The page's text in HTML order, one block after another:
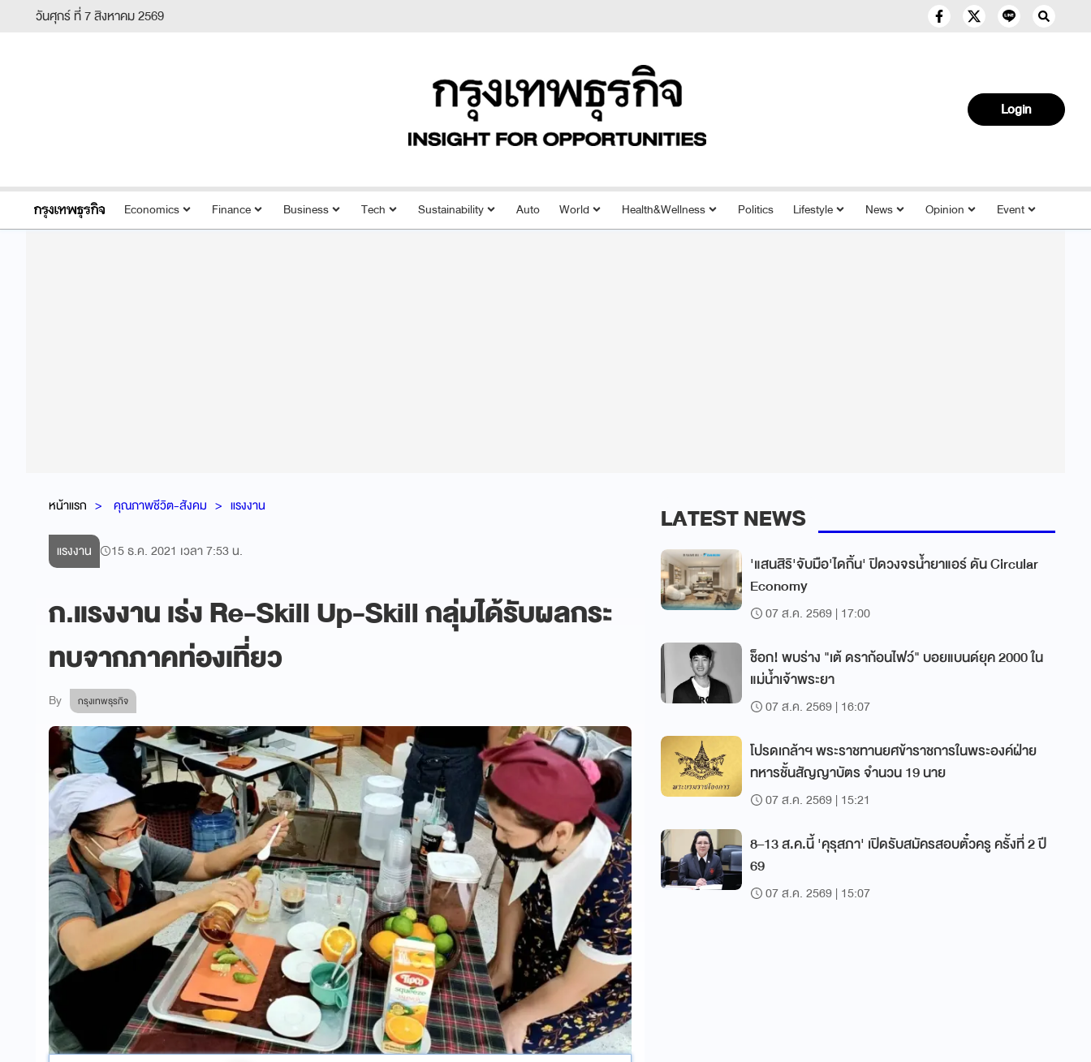
วันศุกร์ ที่ 7 สิงหาคม 2569
Login
Economics Finance Business Tech Sustainability Auto World Health&Wellness Politics Lifestyle News Opinion Event
หน้าแรก คุณภาพชีวิต-สังคม แรงงาน
แรงงาน 15 ธ.ค. 2021 เวลา 7:53 น.
ก.แรงงาน เร่ง Re-Skill Up-Skill กลุ่มได้รับผลกระ
ทบจากภาคท่องเที่ยว
By กรุงเทพธุรกิจ
LATEST NEWS
'แสนสิริ'จับมือ'ไดกิ้น' ปิดวงจรน้ำยาแอร์ ดัน Circular
Economy
07 ส.ค. 2569 | 17:00
ช็อก! พบร่าง "เต้ ดราก้อนไฟว์" บอยแบนด์ยุค 2000 ใน
แม่น้ำเจ้าพระยา
07 ส.ค. 2569 | 16:07
โปรดเกล้าฯ พระราชทานยศข้าราชการในพระองค์ฝ่าย
ทหารชั้นสัญญาบัตร จำนวน 19 นาย
07 ส.ค. 2569 | 15:21
8–13 ส.ค.นี้ 'คุรุสภา' เปิดรับสมัครสอบตั๋วครู ครั้งที่ 2 ปี
69
07 ส.ค. 2569 | 15:07